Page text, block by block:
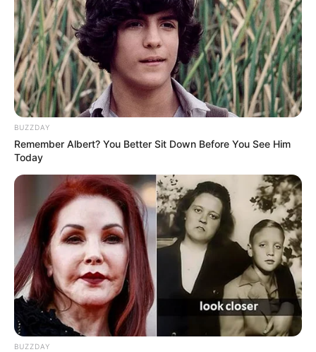
Dando continuidade à campanha do Setembro Amarelo,
mês dedicado à valorização da vida, a Clínica TEA
(Transtorno do Espectro Autista) e demais deficiências,
gerida pela Secretaria de Saúde em parceria com a
Associação de Proteção à Criança Casa Lar, realizou hoje
uma importante ação de orientação na Secretaria de
Educação. A capacitação, direcionada a agentes de saúde e
enfermeiros, focou na necessidade de um olhar atento e
sensível para o autismo de nível de suporte um.
BUZZDAY
Remember Albert? You Better Sit Down Before You See Him
Today
BUZZDAY